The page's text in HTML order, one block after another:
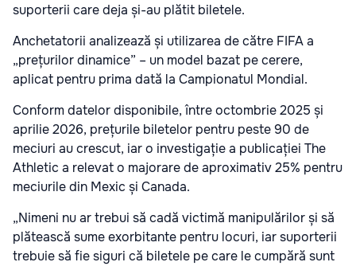
suporterii care deja și-au plătit biletele.
Anchetatorii analizează și utilizarea de către FIFA a
„prețurilor dinamice” – un model bazat pe cerere,
aplicat pentru prima dată la Campionatul Mondial.
Conform datelor disponibile, între octombrie 2025 și
aprilie 2026, prețurile biletelor pentru peste 90 de
meciuri au crescut, iar o investigație a publicației The
Athletic a relevat o majorare de aproximativ 25% pentru
meciurile din Mexic și Canada.
„Nimeni nu ar trebui să cadă victimă manipulărilor și să
plătească sume exorbitante pentru locuri, iar suporterii
trebuie să fie siguri că biletele pe care le cumpără sunt